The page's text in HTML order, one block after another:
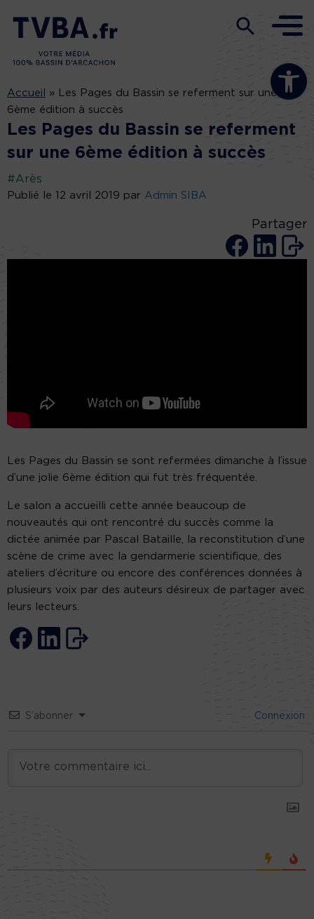
Ouvrir la
Accueil »
Les Pages du Bassin se referment sur une
6ème édition à succès
Les Pages du Bassin se referment
sur une 6ème édition à succès
#Arès
Publié le 12 avril 2019 par Admin SIBA
Partager
Les Pages du Bassin se sont refermées dimanche à l’issue
d’une jolie 6ème édition qui fut très fréquentée.
Le salon a accueilli cette année beaucoup de
nouveautés qui ont rencontré du succès comme la
dictée animée par Pascal Bataille, la reconstitution d’une
scène de crime avec la gendarmerie scientifique, des
ateliers d’écriture ou encore des conférences données à
plusieurs voix par des auteurs désireux de partager avec
leurs lecteurs.
S’abonner Connexion